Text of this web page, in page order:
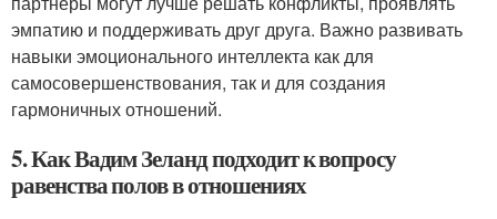
эмпатию и поддерживать друг друга. Важно развивать
навыки эмоционального интеллекта как для
самосовершенствования, так и для создания
гармоничных отношений.
5. Как Вадим Зеланд подходит к вопросу
равенства полов в отношениях